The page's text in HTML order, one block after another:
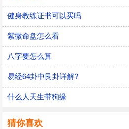
健身教练证书可以买吗
紫微命盘怎么看
八字要怎么算
易经64卦中艮卦详解?
什么人天生带狗缘
猜你喜欢